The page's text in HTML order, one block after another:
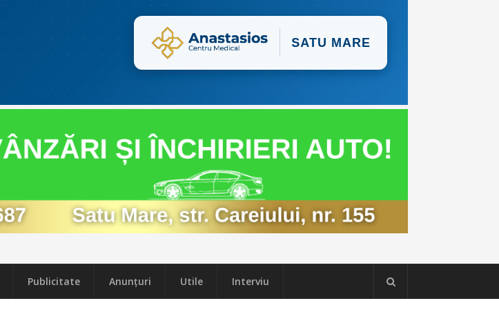
Publicitate Anunțuri Utile Interviu